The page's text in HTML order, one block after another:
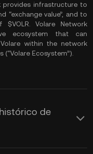
provides infrastructure to
“exchange value”, and to
Volare Network
ecosystem that can
within the network
Ecosystem”).
de